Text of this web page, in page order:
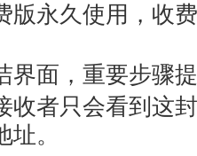
版永久使用，收
界面，重要步骤
收者只会看到这
。